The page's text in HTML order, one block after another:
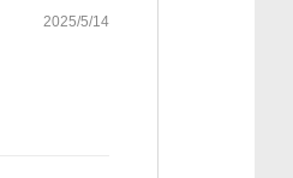
2025/5/14